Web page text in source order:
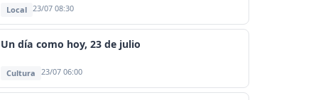
Local 23/07 08:30
Un día como hoy, 23 de julio
Cultura 23/07 06:00